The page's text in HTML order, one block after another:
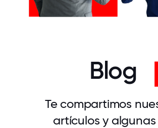
Blog
Te compartimos
artículos y